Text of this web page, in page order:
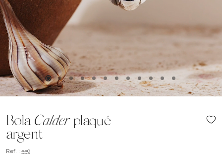
Bola Calderplaqué
argent
Ref. : 559